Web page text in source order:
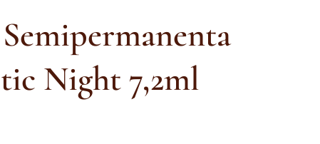
Night 7,2ml